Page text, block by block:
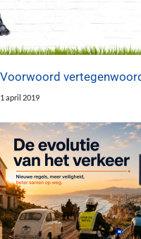
Voorwoord
1 april 2019